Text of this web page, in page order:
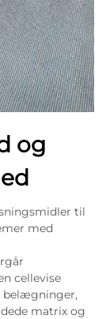
og
til
med
cellevise
belægninger,
matrix og